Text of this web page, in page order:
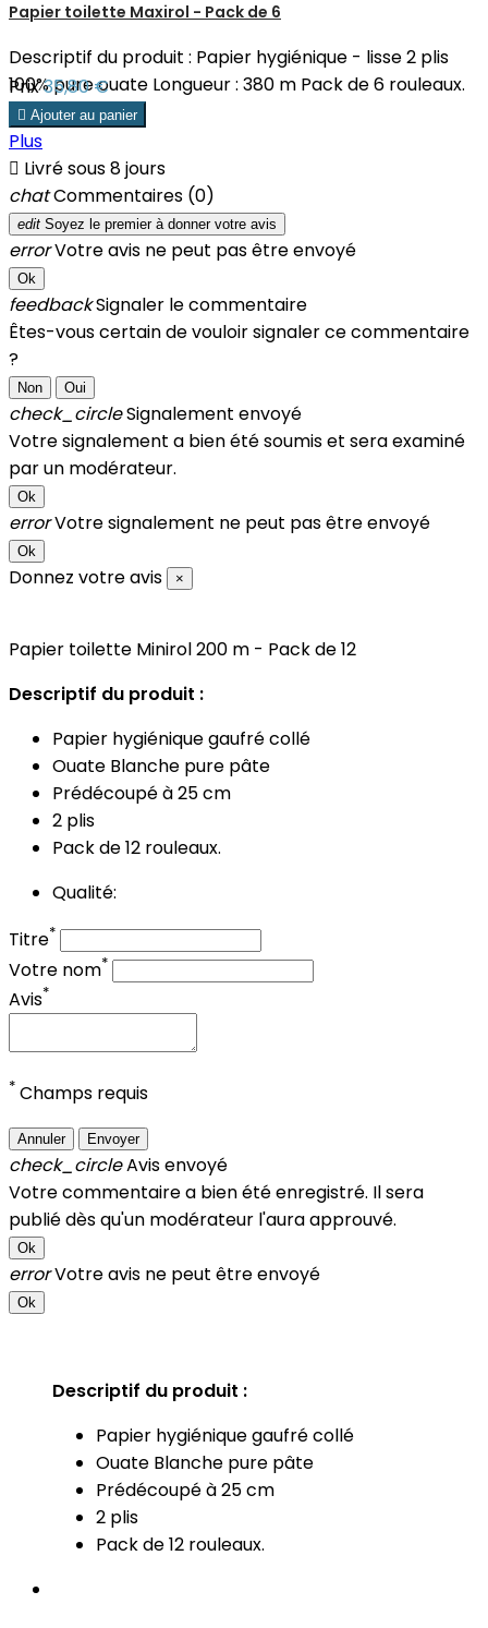
Papier toilette Maxirol - Pack de 6
Descriptif du produit : Papier hygiénique - lisse 2 plis
100% pure ouate Longueur : 380 m Pack de 6 rouleaux.
Prix35,80 €
 Ajouter au panier
Plus
 Livré sous 8 jours
chatCommentaires (0)
edit Soyez le premier à donner votre avis
errorVotre avis ne peut pas être envoyé
Ok
feedbackSignaler le commentaire
Êtes-vous certain de vouloir signaler ce commentaire
?
Non Oui
check_circleSignalement envoyé
Votre signalement a bien été soumis et sera examiné
par un modérateur.
Ok
errorVotre signalement ne peut pas être envoyé
Ok
Donnez votre avis ×
Papier toilette Minirol 200 m - Pack de 12
Descriptif du produit :
Papier hygiénique gaufré collé
Ouate Blanche pure pâte
Prédécoupé à 25 cm
2 plis
Pack de 12 rouleaux.
Qualité:
Titre*
Votre nom*
Avis*
* Champs requis
Annuler Envoyer
check_circleAvis envoyé
Votre commentaire a bien été enregistré. Il sera
publié dès qu'un modérateur l'aura approuvé.
Ok
errorVotre avis ne peut être envoyé
Ok
Descriptif du produit :
Papier hygiénique gaufré collé
Ouate Blanche pure pâte
Prédécoupé à 25 cm
2 plis
Pack de 12 rouleaux.